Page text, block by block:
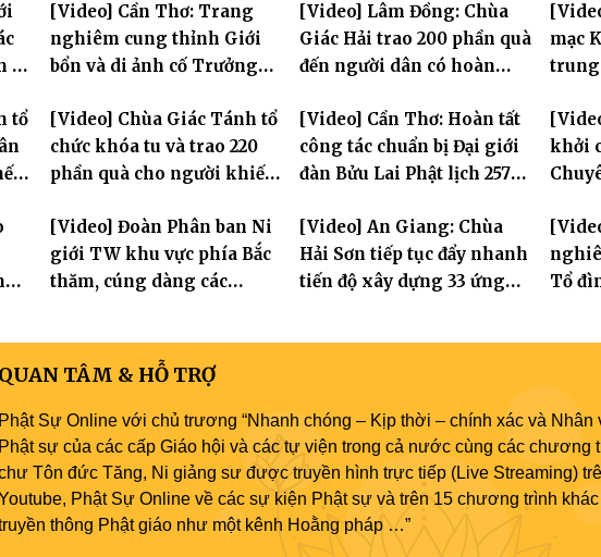
và
[Video] Cần Thơ: Trang
nghiêm cung thỉnh Giới
bổn và di ảnh cố Trưởng
Tôn hiệu Đại giới đàn – về
hai giới trường
[Video] Lâm Đồng: Chùa
Giác Hải trao 200 phần quà
đến người dân có hoàn
Dương
mạc
trung
tổ
[Video] Chùa Giác Tánh tổ
chức khóa tu và trao 220
phần quà cho người khiếm
[Video] Cần Thơ: Hoàn tất
công tác chuẩn bị Đại giới
đàn Bửu Lai Phật lịch 2570,
đăng đàn cầu giới
khởi
[Video] Đoàn Phân ban Ni
giới TW khu vực phía Bắc
thăm, cúng dàng các
[Video] An Giang: Chùa
Hải Sơn tiếp tục đẩy nhanh
tiến độ xây dựng 33 ứng
Tổ
QUAN TÂM & HỖ TRỢ
Phật Sự Online với chủ trương “Nhanh chóng – Kịp thời – chính xác và Nhân
Phật sự của các cấp Giáo hội và các tự viện trong cả nước cùng các chương
Tôn đức Tăng, Ni giảng sư được truyền hình trực tiếp (Live Streaming)
Phật Sự Online về các sự kiện Phật sự và trên 15 chương trình
thông Phật giáo như một kênh Hoằng pháp …”